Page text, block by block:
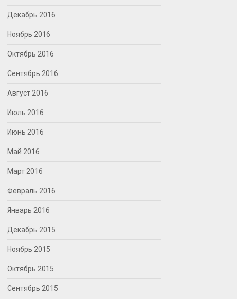
Декабрь 2016
Ноябрь 2016
Октябрь 2016
Сентябрь 2016
Август 2016
Июль 2016
Июнь 2016
Май 2016
Март 2016
Февраль 2016
Январь 2016
Декабрь 2015
Ноябрь 2015
Октябрь 2015
Сентябрь 2015